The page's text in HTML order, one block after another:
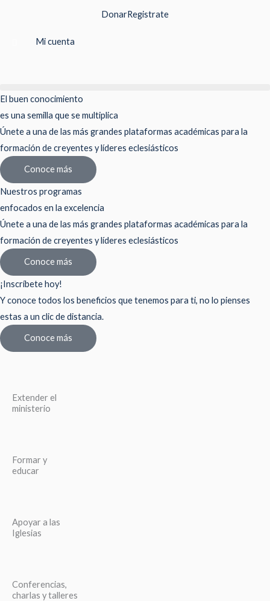
contenido
DonarRegistrate
Mi cuenta
El buen conocimiento
es una semilla que se multiplica
Únete a una de las más grandes plataformas académicas para la
formación de creyentes y líderes eclesiásticos
Conoce más
Nuestros programas
enfocados en la excelencia
Únete a una de las más grandes plataformas académicas para la
formación de creyentes y líderes eclesiásticos
Conoce más
¡Inscríbete hoy!
Y conoce todos los beneficios que tenemos para ti, no lo pienses
estas a un clic de distancia.
Conoce más
Extender el
ministerio
Formar y
educar
Apoyar a las
Iglesias
Conferencias,
charlas y talleres